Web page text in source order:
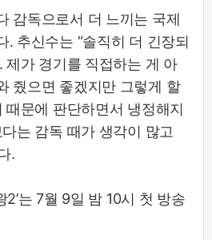
감독으로서 더 느끼는 국제
. 추신수는 “솔직히 더 긴장되
제가 경기를 직접하는 게 아
줬으면 좋겠지만 그렇게 할
때문에 판단하면서 냉정해지
는 감독 때가 생각이 많고
.
2’는 7월 9일 밤 10시 첫 방송